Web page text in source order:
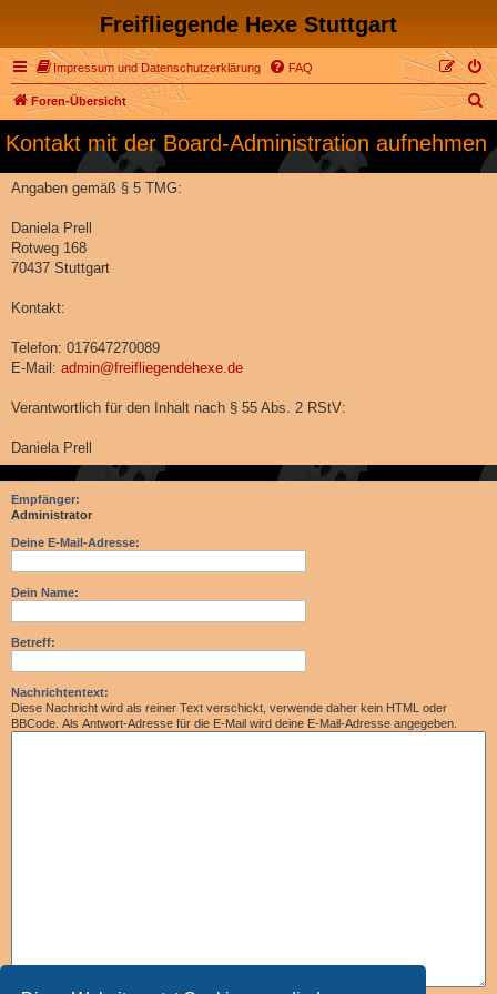
Freifliegende Hexe Stuttgart
Impressum und Datenschutzerklärung FAQ
Foren-Übersicht
S
c
Kontakt mit der Board-Administration aufnehmen
Angaben gemäß § 5 TMG:
Daniela Prell
Rotweg 168
70437 Stuttgart
Kontakt:
Telefon: 017647270089
E-Mail: admin@freifliegendehexe.de
Verantwortlich für den Inhalt nach § 55 Abs. 2 RStV:
Daniela Prell
Empfänger:
Administrator
Deine E-Mail-Adresse:
Dein Name:
Betreff:
Nachrichtentext:
Diese Nachricht wird als reiner Text verschickt, verwende daher kein HTML oder
BBCode. Als Antwort-Adresse für die E-Mail wird deine E-Mail-Adresse angegeben.